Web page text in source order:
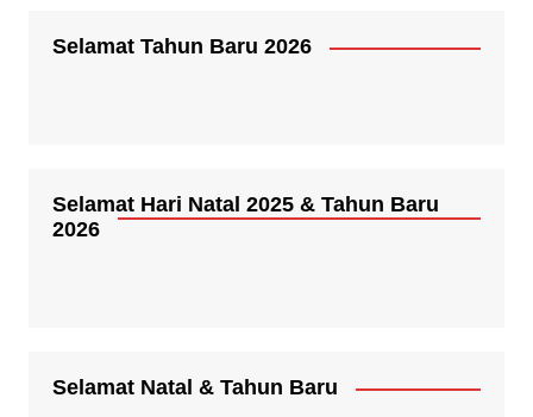
Selamat Tahun Baru 2026
Selamat Hari Natal 2025 & Tahun Baru
2026
Selamat Natal & Tahun Baru